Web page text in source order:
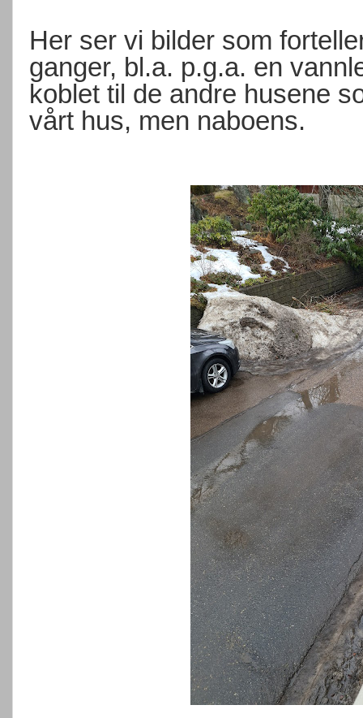
Her ser vi bilder som
ganger, bl.a. p.g.a. en
koblet til de andre husene
vårt hus, men naboens.